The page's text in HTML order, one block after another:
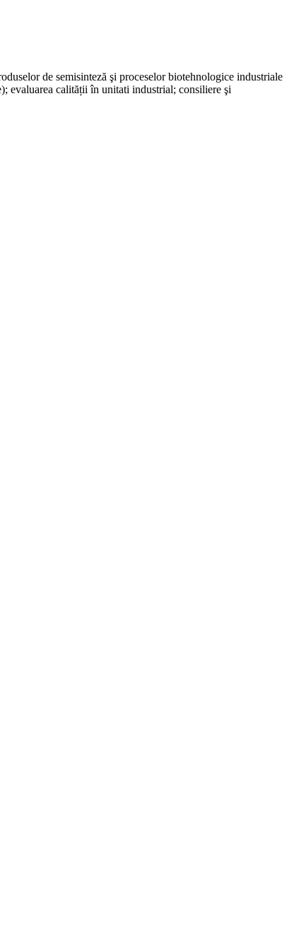
de semisinteză şi proceselor biotehnologice industriale
evaluarea calității în unitati industrial; consiliere şi